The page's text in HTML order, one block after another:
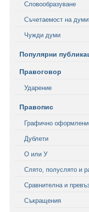
Словообразуване
Съчетаемост на
Чужди думи
Популярни
Правоговор
Ударение
Правопис
Графично
Дублети
О или У
Слято, полуслято и
Сравнителна и
Съкращения